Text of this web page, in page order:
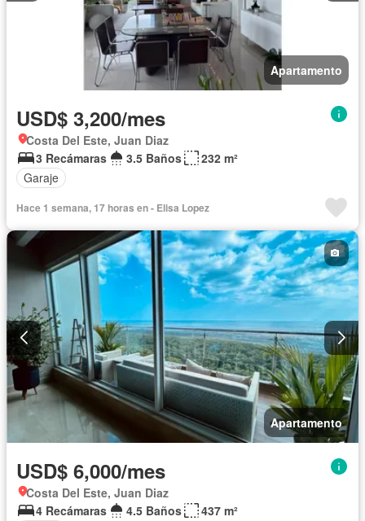
Apartamento
USD$ 3,200/mes
Costa Del Este, Juan Diaz
3 Recámaras
3.5 Baños
232 m²
Garaje
Hace 1 semana, 17 horas en - Elisa Lopez
Apartamento
USD$ 6,000/mes
Costa Del Este, Juan Diaz
4 Recámaras
4.5 Baños
437 m²